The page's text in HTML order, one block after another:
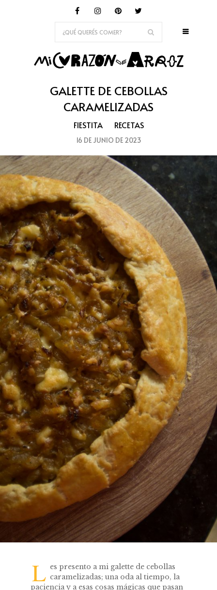
GALETTE DE CEBOLLAS
CARAMELIZADAS
FIESTITA RECETAS
16 DE JUNIO DE 2023
L es presento a mi galette de cebollas
caramelizadas; una oda al tiempo, la
paciencia y a esas cosas mágicas que pasan